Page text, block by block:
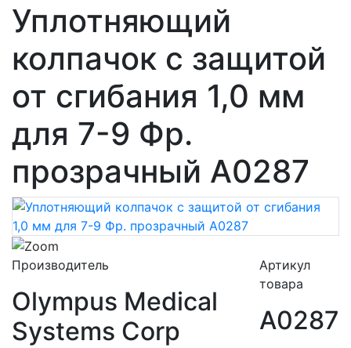
Уплотняющий
колпачок с защитой
от сгибания 1,0 мм
для 7-9 Фр.
прозрачный A0287
Производитель
Olympus Medical
Systems Corp
Артикул
товара
A0287